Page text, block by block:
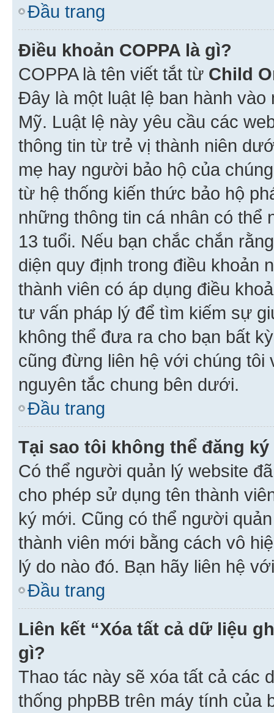
Đầu trang
Điều khoản COPPA là gì?
COPPA là tên viết tắt từ Child
Đây là một luật lệ ban hành
Mỹ. Luật lệ này yêu cầu các
thông tin từ trẻ vị thành niên
mẹ hay người bảo hộ của
từ hệ thống kiến thức bảo hộ
những thông tin cá nhân có thể
13 tuổi. Nếu bạn chắc chắn
diện quy định trong điều khoản
thành viên có áp dụng điều
tư vấn pháp lý để tìm kiếm sự
không thể đưa ra cho bạn bất
cũng đừng liên hệ với chúng
nguyên tắc chung bên dưới.
Đầu trang
Tại sao tôi không thể đăng
Có thể người quản lý website
cho phép sử dụng tên thành
ký mới. Cũng có thể người
thành viên mới bằng cách vô
lý do nào đó. Bạn hãy liên hệ
Đầu trang
Liên kết “Xóa tất cả dữ liệu
gì?
Thao tác này sẽ xóa tất cả các
thống phpBB trên máy tính của